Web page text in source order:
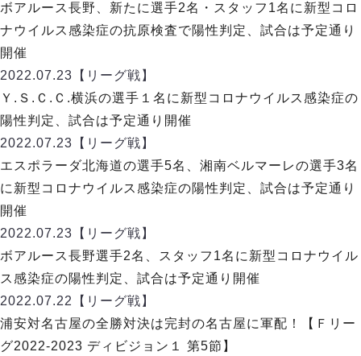
ヴォスクオーレ仙台
リガーレヴィア葛飾
Y．S．C．C．横浜
ヴィンセドール白山
アグレミーナ浜松
デウソン神戸
ポルセイド浜田
ボアルース長野、新たに選手2名・スタッフ1名に新型コロ
ナウイルス感染症の抗原検査で陽性判定、試合は予定通り
開催
2022.07.23 【リーグ戦】
Ｙ.Ｓ.Ｃ.Ｃ.横浜の選手１名に新型コロナウイルス感染症の
陽性判定、試合は予定通り開催
2022.07.23 【リーグ戦】
エスポラーダ北海道の選手5名、湘南ベルマーレの選手3名
に新型コロナウイルス感染症の陽性判定、試合は予定通り
開催
2022.07.23 【リーグ戦】
ボアルース長野選手2名、スタッフ1名に新型コロナウイル
ス感染症の陽性判定、試合は予定通り開催
2022.07.22
【リーグ戦】
浦安対名古屋の全勝対決は完封の名古屋に軍配！【Ｆリー
グ2022-2023 ディビジョン１ 第5節】